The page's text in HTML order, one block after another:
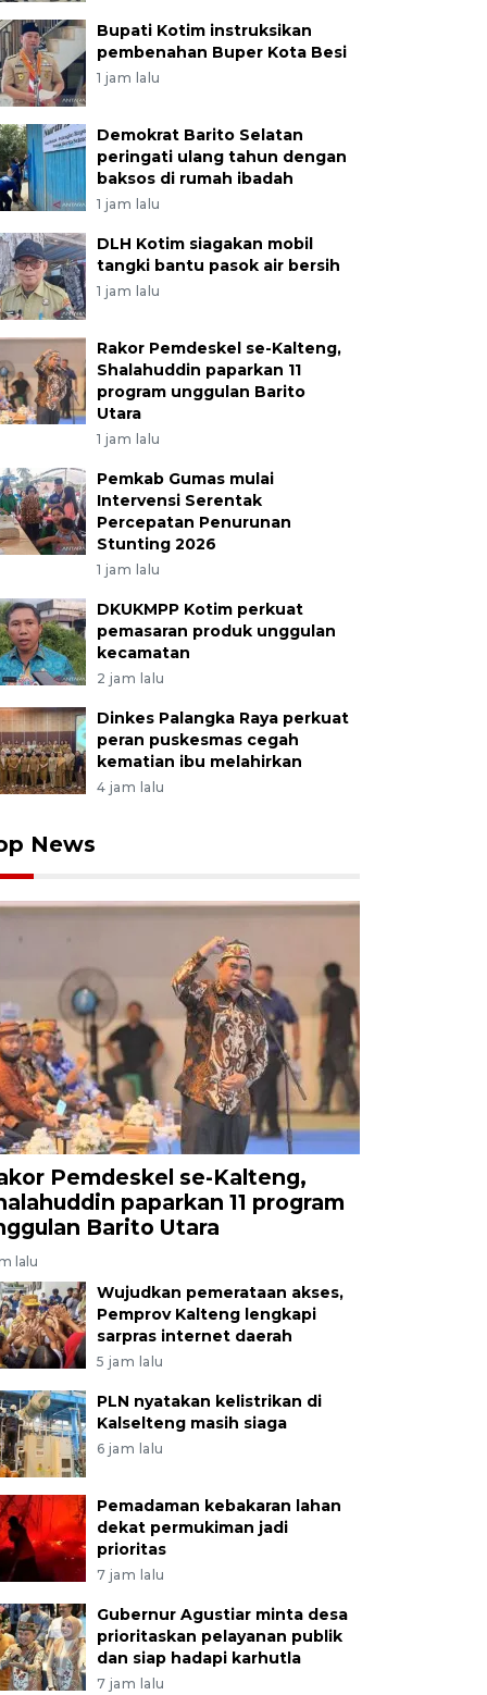
Bupati Kotim instruksikan
pembenahan Buper Kota Besi
1 jam lalu
Demokrat Barito Selatan
peringati ulang tahun dengan
baksos di rumah ibadah
1 jam lalu
DLH Kotim siagakan mobil
tangki bantu pasok air bersih
1 jam lalu
Rakor Pemdeskel se-Kalteng,
Shalahuddin paparkan 11
program unggulan Barito
Utara
1 jam lalu
Pemkab Gumas mulai
Intervensi Serentak
Percepatan Penurunan
Stunting 2026
1 jam lalu
DKUKMPP Kotim perkuat
pemasaran produk unggulan
kecamatan
2 jam lalu
Dinkes Palangka Raya perkuat
peran puskesmas cegah
kematian ibu melahirkan
4 jam lalu
News
Pemdeskel se-Kalteng,
paparkan 11 program
Barito Utara
lalu
Wujudkan pemerataan akses,
Pemprov Kalteng lengkapi
sarpras internet daerah
5 jam lalu
PLN nyatakan kelistrikan di
Kalselteng masih siaga
6 jam lalu
Pemadaman kebakaran lahan
dekat permukiman jadi
prioritas
7 jam lalu
Gubernur Agustiar minta desa
prioritaskan pelayanan publik
dan siap hadapi karhutla
7 jam lalu